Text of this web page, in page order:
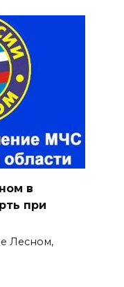
в
при
Лесном,